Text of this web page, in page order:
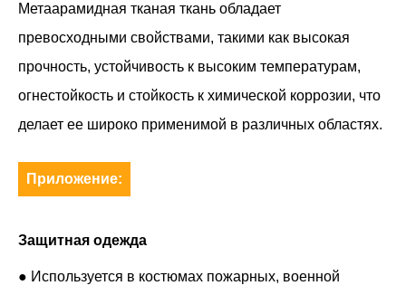
Метаарамидная тканая ткань обладает
превосходными свойствами, такими как высокая
прочность, устойчивость к высоким температурам,
огнестойкость и стойкость к химической коррозии, что
делает ее широко применимой в различных областях.
Приложение:
Защитная одежда
● Используется в костюмах пожарных, военной